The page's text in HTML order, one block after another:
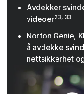
Avdekker
videoer23, 33
Norton Genie,
å avdekke
nettsikkerhet